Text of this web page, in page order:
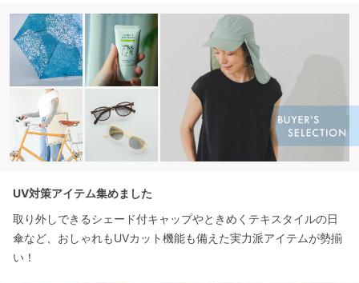
UV対策アイテム集めました
取り外しできるシェード付キャップやときめくテキスタイルの日
傘など、おしゃれもUVカット機能も備えた実力派アイテムが勢揃
い！